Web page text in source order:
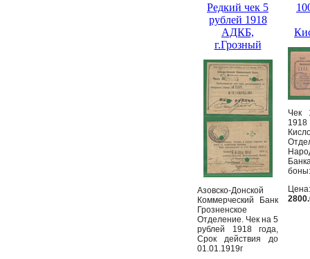
Редкий чек 5
рублей 1918
АДКБ,
г.Грозный
Азовско-Донской
Коммерческий Банк
Грозненское
Отделение. Чек на 5
рублей 1918 года,
Срок действия до
01.01.1919г
Чек
Цена: